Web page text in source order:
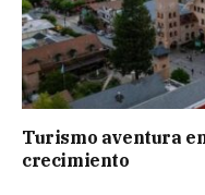
Turismo aventura
crecimiento